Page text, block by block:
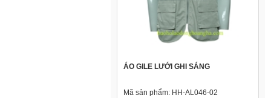
ÁO GILE LƯỚI GHI SÁNG
Mã sản phẩm: HH-AL046-02